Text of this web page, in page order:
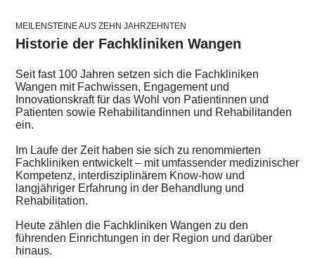
MEILENSTEINE AUS ZEHN JAHRZEHNTEN
Historie der Fachkliniken Wangen
Seit fast 100 Jahren setzen sich die Fachkliniken
Wangen mit Fachwissen, Engagement und
Innovationskraft für das Wohl von Patientinnen und
Patienten sowie Rehabilitandinnen und Rehabilitanden
ein.
Im Laufe der Zeit haben sie sich zu renommierten
Fachkliniken entwickelt – mit umfassender medizinischer
Kompetenz, interdisziplinärem Know-how und
langjähriger Erfahrung in der Behandlung und
Rehabilitation.
Heute zählen die Fachkliniken Wangen zu den
führenden Einrichtungen in der Region und darüber
hinaus.